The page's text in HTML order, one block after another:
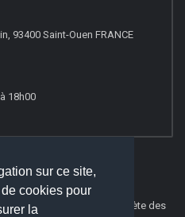
sur ce site,
cookies pour
la
93400 Saint-Ouen FRANCE
18h00
Légales Liste Complète des